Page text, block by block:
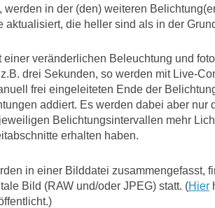
werden in der (den) weiteren
aktualisiert, die heller sind als in der
einer veränderlichen Beleuchtung und
drei Sekunden, so werden mit Live-
frei eingeleiteten Ende der
addiert. Es werden dabei aber nur
Belichtungsintervallen mehr
erhalten haben.
in einer Bilddatei zusammengefasst,
Bild (RAW und/oder JPEG) statt. (Hier